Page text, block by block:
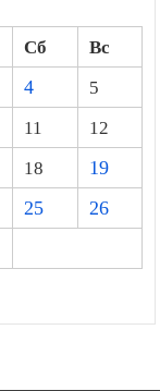
Сб
Вс
4
5
11
12
18
19
25
26